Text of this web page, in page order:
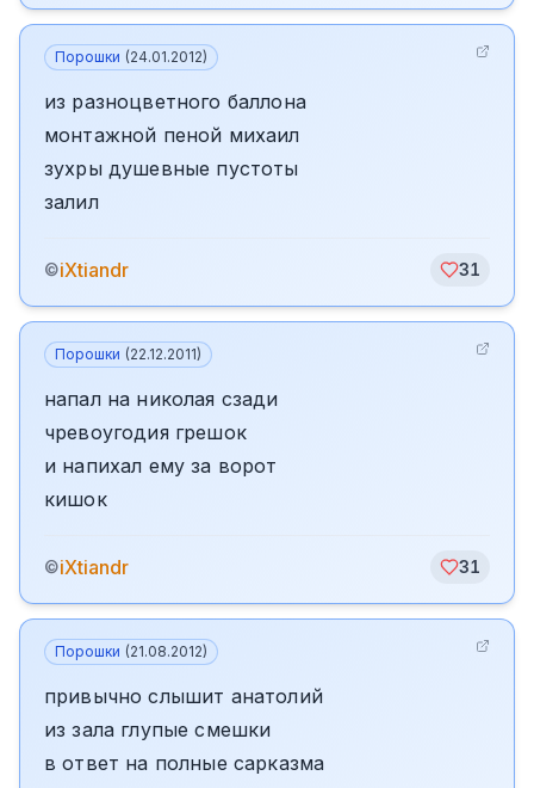
Порошки (24.01.2012)
из разноцветного баллона
монтажной пеной михаил
зухры душевные пустоты
залил
©iXtiandr 31
Порошки (22.12.2011)
напал на николая сзади
чревоугодия грешок
и напихал ему за ворот
кишок
©iXtiandr 31
Порошки (21.08.2012)
привычно слышит анатолий
из зала глупые смешки
в ответ на полные сарказма